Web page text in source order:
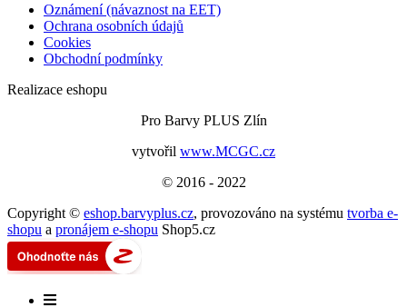
Oznámení (návaznost na EET)
Ochrana osobních údajů
Cookies
Obchodní podmínky
Realizace eshopu
Pro Barvy PLUS Zlín
vytvořil www.MCGC.cz
© 2016 - 2022
Copyright © eshop.barvyplus.cz, provozováno na systému tvorba e-
shopu a pronájem e-shopu Shop5.cz